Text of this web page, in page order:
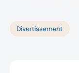
Divertissement